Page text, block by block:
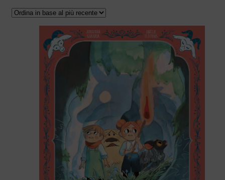
base
più
recente